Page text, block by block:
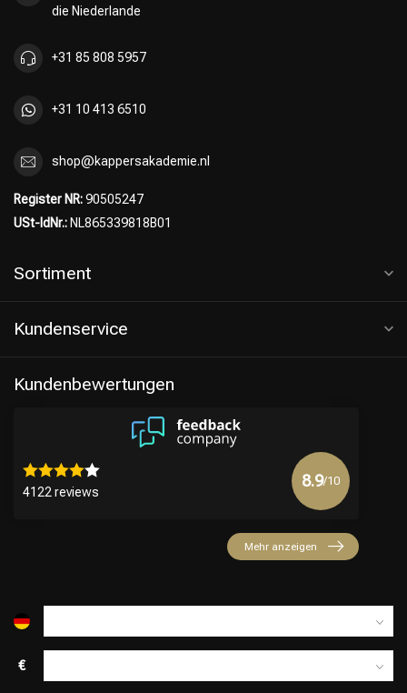
die Niederlande
+31 85 808 5957
+31 10 413 6510
shop@kappersakademie.nl
Register NR:90505247
USt-IdNr.: NL865339818B01
Sortiment
Kundenservice
Kundenbewertungen
4122 reviews
8.9/10
Mehr anzeigen
€